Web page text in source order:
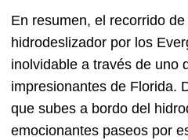
En resumen, el recorrido
hidrodeslizador por los
inolvidable a través de uno
impresionantes de Florida.
que subes a bordo del
emocionantes paseos por